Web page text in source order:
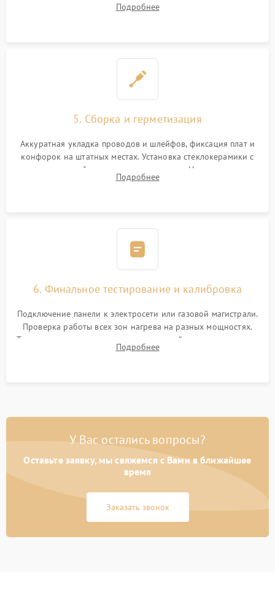
дорожек. Очистка контактов и замена поврежденной
Подробнее
5. Сборка и герметизация
Аккуратная укладка проводов и шлейфов, фиксация плат и
конфорок на штатных местах. Установка стеклокерамики с
проверкой равномерности зазоров. Нанесение
термостойкого герметика или укладка уплотнительной
Подробнее
6. Финальное тестирование и калибровка
Подключение панели к электросети или газовой магистрали.
Проверка работы всех зон нагрева на разных мощностях.
Тестирование сенсорного управления, таймера, индикаторов
остаточного тепла и систем защиты от перегрева.
Подробнее
У Вас остались вопросы?
Оставьте заявку, мы свяжемся с Вами в ближайшее
время
Заказать звонок